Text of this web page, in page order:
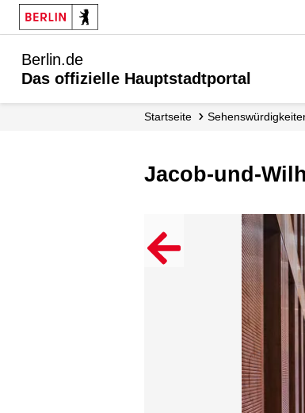
Berlin.de
Das offizielle Hauptstadtportal
Startseite
Jacob-und-